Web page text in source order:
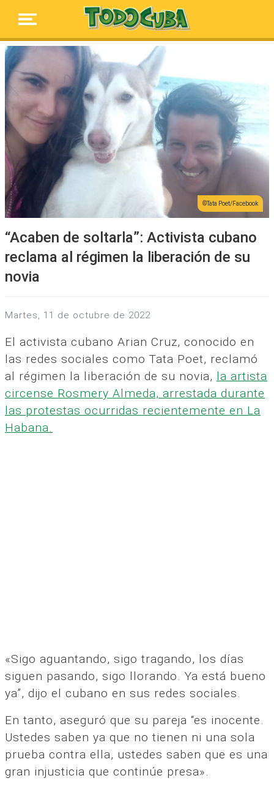
Tata Poet/Facebook
“Acaben de soltarla”: Activista cubano
reclama al régimen la liberación de su
novia
martes, 11 de octubre de 2022
El activista cubano Arian Cruz, conocido en
las redes sociales como Tata Poet, reclamó
al régimen la liberación de su novia, la artista
circense Rosmery Almeda, arrestada durante
las protestas ocurridas recientemente en La
Habana.
«Sigo aguantando, sigo tragando, los días
siguen pasando, sigo llorando. Ya está bueno
ya”, dijo el cubano en sus redes sociales.
En tanto, aseguró que su pareja “es inocente.
Ustedes saben ya que no tienen ni una sola
prueba contra ella, ustedes saben que es una
gran injusticia que continúe presa».